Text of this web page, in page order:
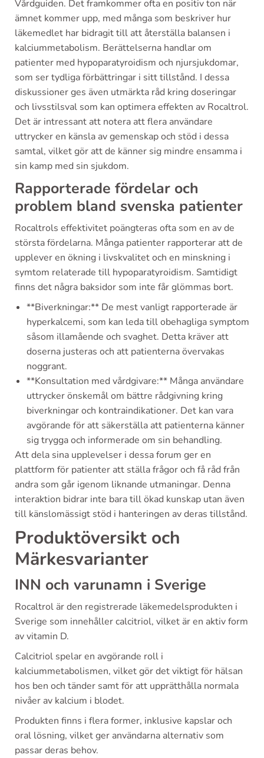
Vårdguiden. Det framkommer ofta en positiv ton när
ämnet kommer upp, med många som beskriver hur
läkemedlet har bidragit till att återställa balansen i
kalciummetabolism. Berättelserna handlar om
patienter med hypoparatyroidism och njursjukdomar,
som ser tydliga förbättringar i sitt tillstånd. I dessa
diskussioner ges även utmärkta råd kring doseringar
och livsstilsval som kan optimera effekten av Rocaltrol.
Det är intressant att notera att flera användare
uttrycker en känsla av gemenskap och stöd i dessa
samtal, vilket gör att de känner sig mindre ensamma i
sin kamp med sin sjukdom.
Rapporterade fördelar och
problem bland svenska patienter
Rocaltrols effektivitet poängteras ofta som en av de
största fördelarna. Många patienter rapporterar att de
upplever en ökning i livskvalitet och en minskning i
symtom relaterade till hypoparatyroidism. Samtidigt
finns det några baksidor som inte får glömmas bort.
**Biverkningar:** De mest vanligt rapporterade är
hyperkalcemi, som kan leda till obehagliga symptom
såsom illamående och svaghet. Detta kräver att
doserna justeras och att patienterna övervakas
noggrant.
**Konsultation med vårdgivare:** Många användare
uttrycker önskemål om bättre rådgivning kring
biverkningar och kontraindikationer. Det kan vara
avgörande för att säkerställa att patienterna känner
sig trygga och informerade om sin behandling.
Att dela sina upplevelser i dessa forum ger en
plattform för patienter att ställa frågor och få råd från
andra som går igenom liknande utmaningar. Denna
interaktion bidrar inte bara till ökad kunskap utan även
till känslomässigt stöd i hanteringen av deras tillstånd.
Produktöversikt och
Märkesvarianter
INN och varunamn i Sverige
Rocaltrol är den registrerade läkemedelsprodukten i
Sverige som innehåller calcitriol, vilket är en aktiv form
av vitamin D.
Calcitriol spelar en avgörande roll i
kalciummetabolismen, vilket gör det viktigt för hälsan
hos ben och tänder samt för att upprätthålla normala
nivåer av kalcium i blodet.
Produkten finns i flera former, inklusive kapslar och
oral lösning, vilket ger användarna alternativ som
passar deras behov.